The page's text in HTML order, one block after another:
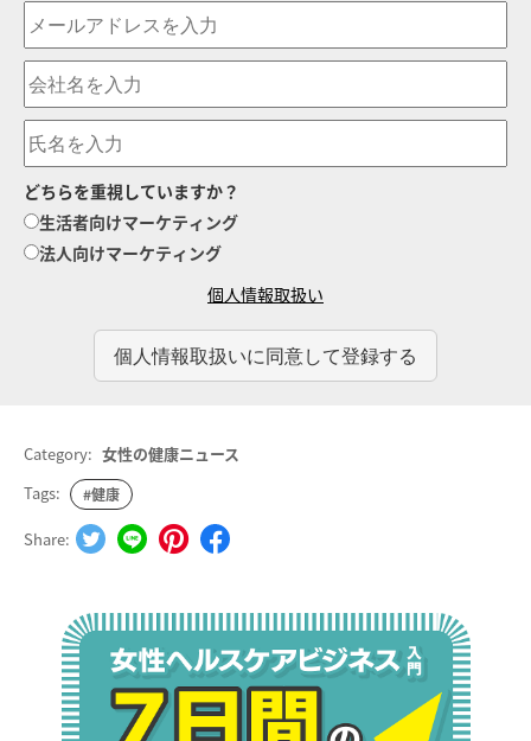
どちらを重視していますか？
生活者向けマーケティング
法人向けマーケティング
個人情報取扱い
Category: 女性の健康ニュース
Tags:
#健康
Share: